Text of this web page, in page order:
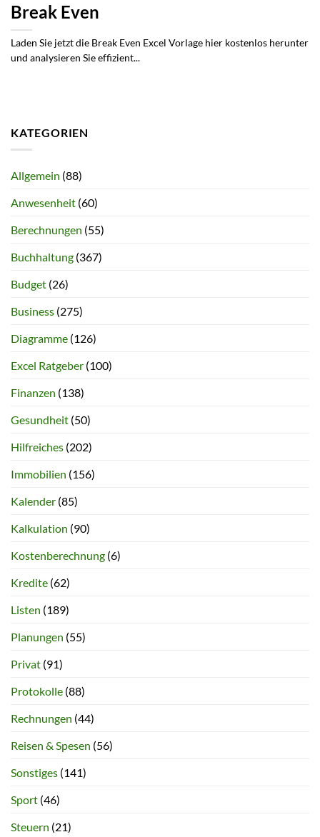
Break Even
Laden Sie jetzt die Break Even Excel Vorlage hier kostenlos herunter
und analysieren Sie effizient...
KATEGORIEN
Allgemein (88)
Anwesenheit (60)
Berechnungen (55)
Buchhaltung (367)
Budget (26)
Business (275)
Diagramme (126)
Excel Ratgeber (100)
Finanzen (138)
Gesundheit (50)
Hilfreiches (202)
Immobilien (156)
Kalender (85)
Kalkulation (90)
Kostenberechnung (6)
Kredite (62)
Listen (189)
Planungen (55)
Privat (91)
Protokolle (88)
Rechnungen (44)
Reisen & Spesen (56)
Sonstiges (141)
Sport (46)
Steuern (21)